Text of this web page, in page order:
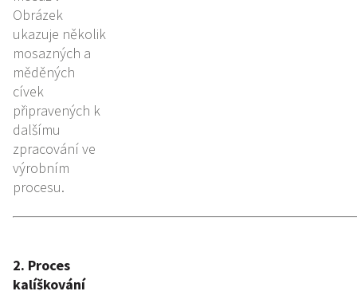
Obrázek
ukazuje několik
mosazných a
měděných
cívek
připravených k
dalšímu
zpracování ve
výrobním
procesu.
2. Proces
kalíškování